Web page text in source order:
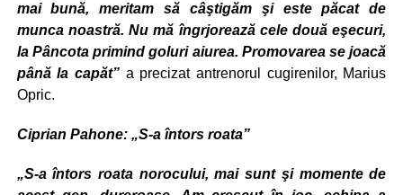
mai bună, meritam să câştigăm şi este păcat de
munca noastră. Nu mă îngrjorează cele două eşecuri,
la Pâncota primind goluri aiurea. Promovarea se joacă
până la capăt” a precizat antrenorul cugirenilor, Marius
Opric.
Ciprian Pahone: „S-a întors roata”
„S-a întors roata norocului, mai sunt şi momente de